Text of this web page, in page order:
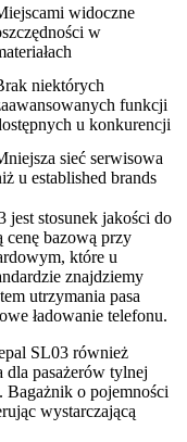
widoczne
w
niektórych
funkcji
u konkurencji
sieć serwisowa
u established brands
jest stosunek jakości do
cenę bazową przy
które u
znajdziemy
utrzymania pasa
ładowanie telefonu.
SL03 również
pasażerów tylnej
o pojemności
wystarczającą